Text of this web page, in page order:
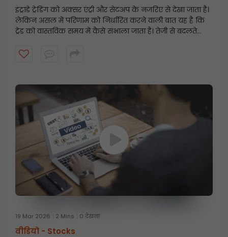
इंट्राडे ट्रेडिंग को अक्सर एंट्री और सेटअप के नजरिए से देखा जाता है।
लेकिन असल में परिणाम को निर्धारित करने वाली बात यह है कि
ट्रेड को वास्तविक समय में कैसे संभाला जाता है। तेजी से बदलते
करना पड़ता है, उनके बारे में जानने के लिए यह वीडियो देखें, और
19 Mar 2026 2 Mins 0 देखना
वीडियो - Stocks